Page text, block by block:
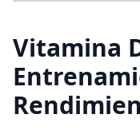
Vitamina